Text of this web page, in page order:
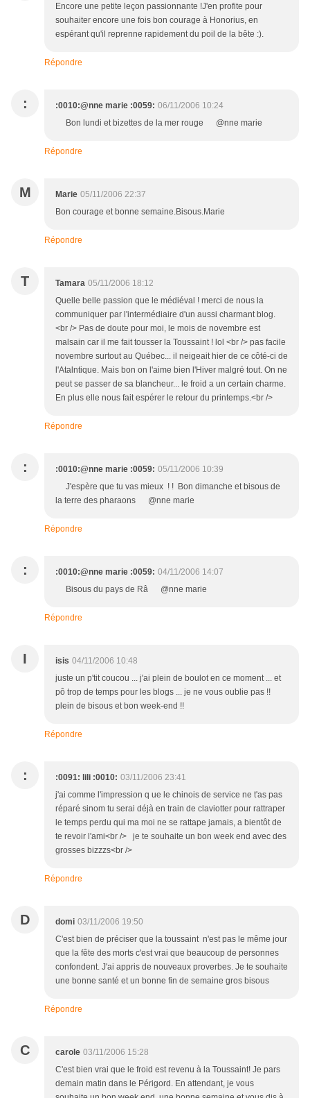
Encore une petite leçon passionnante !J'en profite pour
souhaiter encore une fois bon courage à Honorius, en
espérant qu'il reprenne rapidement du poil de la bête :).
Répondre
: :0010:@nne marie :0059: 06/11/2006 10:24
Bon lundi et bizettes de la mer rouge @nne marie
Répondre
M Marie 05/11/2006 22:37
Bon courage et bonne semaine.Bisous.Marie
Répondre
T Tamara 05/11/2006 18:12
Quelle belle passion que le médiéval ! merci de nous la
communiquer par l'intermédiaire d'un aussi charmant blog.
<br /> Pas de doute pour moi, le mois de novembre est
malsain car il me fait tousser la Toussaint ! lol <br /> pas facile
novembre surtout au Québec... il neigeait hier de ce côté-ci de
l'Atalntique. Mais bon on l'aime bien l'Hiver malgré tout. On ne
peut se passer de sa blancheur... le froid a un certain charme.
En plus elle nous fait espérer le retour du printemps.<br />
Répondre
: :0010:@nne marie :0059: 05/11/2006 10:39
J'espère que tu vas mieux ! ! Bon dimanche et bisous de
la terre des pharaons @nne marie
Répondre
: :0010:@nne marie :0059: 04/11/2006 14:07
Bisous du pays de Râ @nne marie
Répondre
I isis 04/11/2006 10:48
juste un p'tit coucou ... j'ai plein de boulot en ce moment ... et
pô trop de temps pour les blogs ... je ne vous oublie pas !!
plein de bisous et bon week-end !!
Répondre
: :0091: lili :0010: 03/11/2006 23:41
j'ai comme l'impression q ue le chinois de service ne t'as pas
réparé sinom tu serai déjà en train de claviotter pour rattraper
le temps perdu qui ma moi ne se rattape jamais, a bientôt de
te revoir l'ami<br /> je te souhaite un bon week end avec des
grosses bizzzs<br />
Répondre
D domi 03/11/2006 19:50
C'est bien de préciser que la toussaint n'est pas le même jour
que la fête des morts c'est vrai que beaucoup de personnes
confondent. J'ai appris de nouveaux proverbes. Je te souhaite
une bonne santé et un bonne fin de semaine gros bisous
Répondre
C carole 03/11/2006 15:28
C'est bien vrai que le froid est revenu à la Toussaint! Je pars
demain matin dans le Périgord. En attendant, je vous